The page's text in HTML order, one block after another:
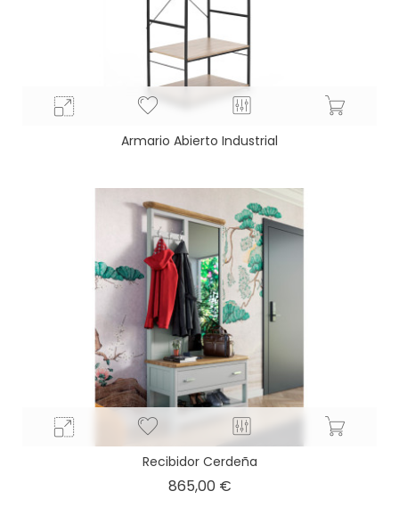
Armario Abierto Industrial
Recibidor Cerdeña
865,00 €Precio